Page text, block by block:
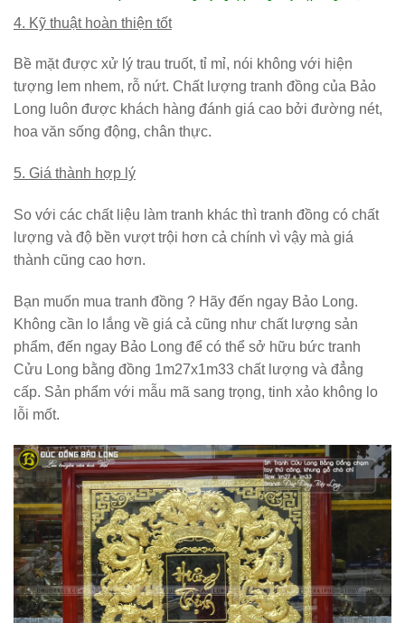
4. Kỹ thuật hoàn thiện tốt
Bề mặt được xử lý trau truốt, tỉ mỉ, nói không với hiện
tượng lem nhem, rỗ nứt. Chất lượng tranh đồng của Bảo
Long luôn được khách hàng đánh giá cao bởi đường nét,
hoa văn sống động, chân thực.
5. Giá thành hợp lý
So với các chất liệu làm tranh khác thì tranh đồng có chất
lượng và độ bền vượt trội hơn cả chính vì vậy mà giá
thành cũng cao hơn.
Bạn muốn mua tranh đồng ? Hãy đến ngay Bảo Long.
Không cần lo lắng về giá cả cũng như chất lượng sản
phẩm, đến ngay Bảo Long để có thể sở hữu bức tranh
Cửu Long bằng đồng 1m27x1m33 chất lượng và đẳng
cấp. Sản phẩm với mẫu mã sang trọng, tinh xảo không lo
lỗi mốt.